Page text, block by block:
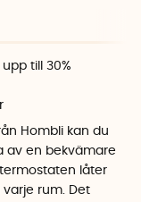
till 30%
Hombli kan du
av en bekvämare
låter
rum. Det